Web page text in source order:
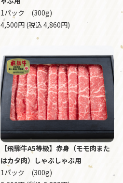
1パック (300g)
4,500円 (税込 4,860円)
【飛騨牛A5等級】赤身（モモ肉また
はカタ肉）しゃぶしゃぶ用
1パック (300g)